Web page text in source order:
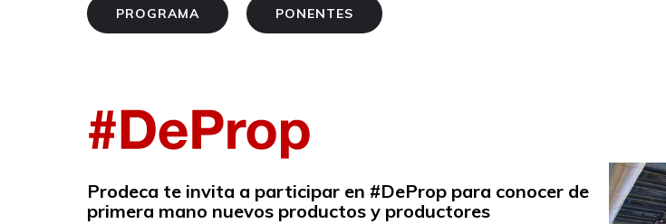
PROGRAMA PONENTES
Prodeca te invita a participar en #DeProp para conocer de
primera mano nuevos productos y productores